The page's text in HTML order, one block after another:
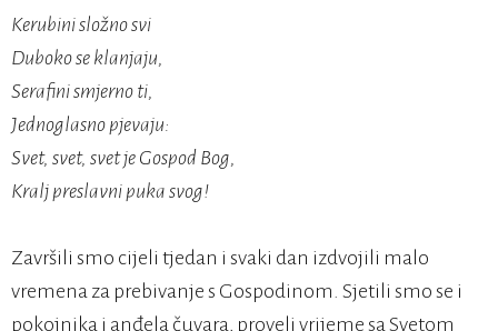
Kerubini složno svi
Duboko se klanjaju,
Serafini smjerno ti,
Jednoglasno pjevaju:
Svet, svet, svet je Gospod Bog,
Kralj preslavni puka svog!
Završili smo cijeli tjedan i svaki dan izdvojili malo
vremena za prebivanje s Gospodinom. Sjetili smo se i
pokojnika i anđela čuvara, proveli vrijeme sa Svetom